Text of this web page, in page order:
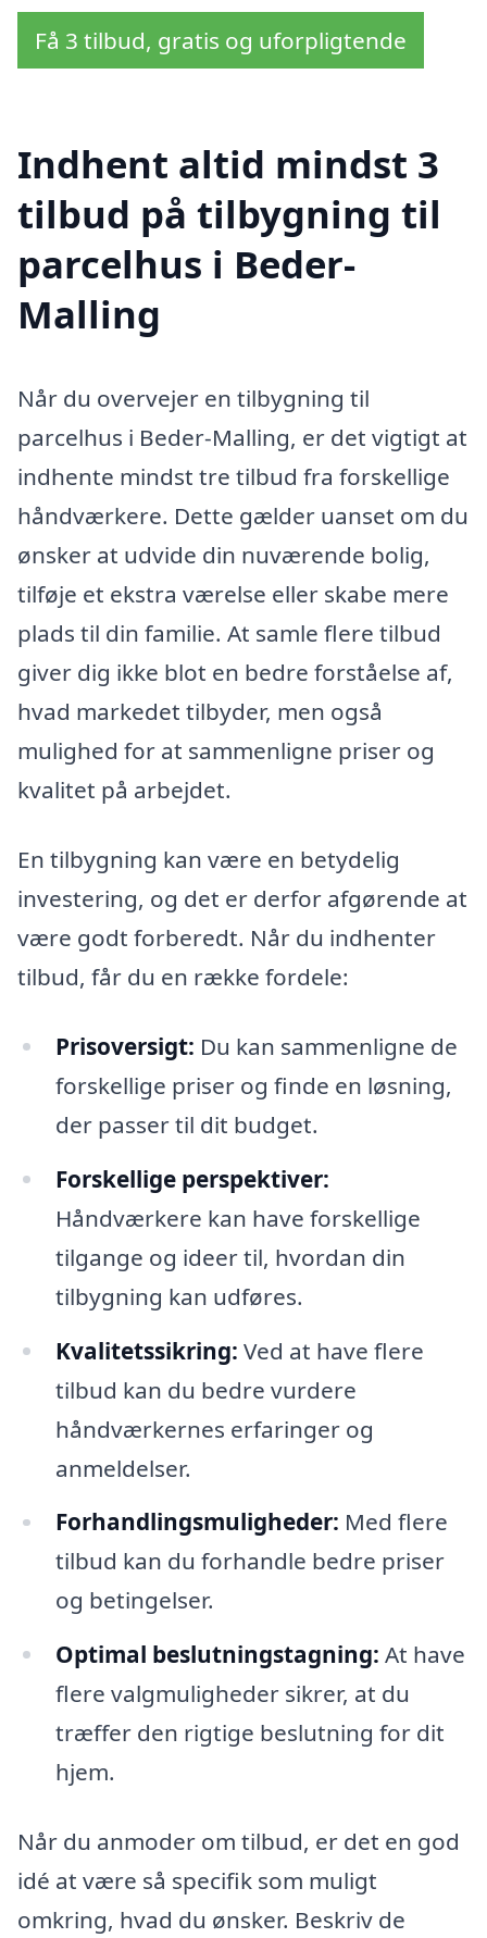
Få 3 tilbud, gratis og uforpligtende
Indhent altid mindst 3
tilbud på tilbygning til
parcelhus i Beder-
Malling
Når du overvejer en tilbygning til
parcelhus i Beder-Malling, er det vigtigt at
indhente mindst tre tilbud fra forskellige
håndværkere. Dette gælder uanset om du
ønsker at udvide din nuværende bolig,
tilføje et ekstra værelse eller skabe mere
plads til din familie. At samle flere tilbud
giver dig ikke blot en bedre forståelse af,
hvad markedet tilbyder, men også
mulighed for at sammenligne priser og
kvalitet på arbejdet.
En tilbygning kan være en betydelig
investering, og det er derfor afgørende at
være godt forberedt. Når du indhenter
tilbud, får du en række fordele:
Prisoversigt: Du kan sammenligne de
forskellige priser og finde en løsning,
der passer til dit budget.
Forskellige perspektiver:
Håndværkere kan have forskellige
tilgange og ideer til, hvordan din
tilbygning kan udføres.
Kvalitetssikring: Ved at have flere
tilbud kan du bedre vurdere
håndværkernes erfaringer og
anmeldelser.
Forhandlingsmuligheder: Med flere
tilbud kan du forhandle bedre priser
og betingelser.
Optimal beslutningstagning: At have
flere valgmuligheder sikrer, at du
træffer den rigtige beslutning for dit
hjem.
Når du anmoder om tilbud, er det en god
idé at være så specifik som muligt
omkring, hvad du ønsker. Beskriv de